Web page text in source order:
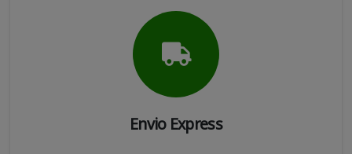
Envio Express